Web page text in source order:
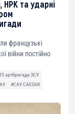
НРК та ударні
французькі
війни постійно
артбригада ЗСУ
#САУ CAESAR